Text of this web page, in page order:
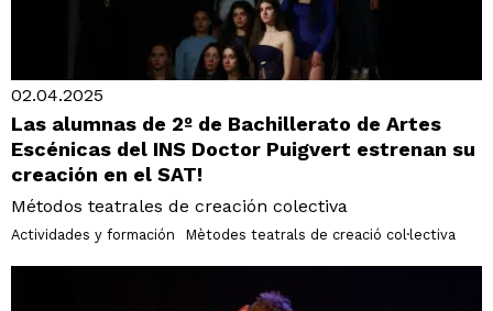
02.04.2025
Las alumnas de 2º de Bachillerato de Artes
Escénicas del INS Doctor Puigvert estrenan su
creación en el SAT!
Métodos teatrales de creación colectiva
Actividades y formación Mètodes teatrals de creació col·lectiva